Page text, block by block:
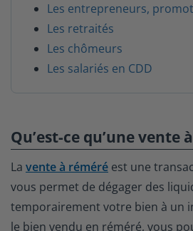
Les entrepreneurs,
Les retraités
Les chômeurs
Les salariés en CDD
Qu’est-ce qu’une vente
La vente à réméré est une
vous permet de dégager des
temporairement votre bien à un
le bien vendu en réméré, vous